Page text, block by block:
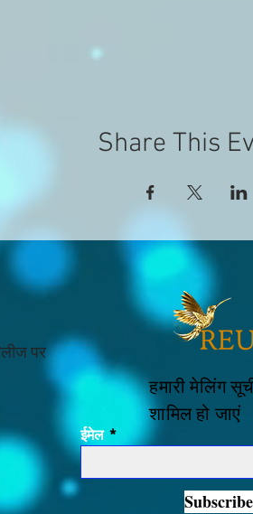
Share This
पर
हमारी मेलिंग
शामिल हो जाएं
ईमेल
Subscribe